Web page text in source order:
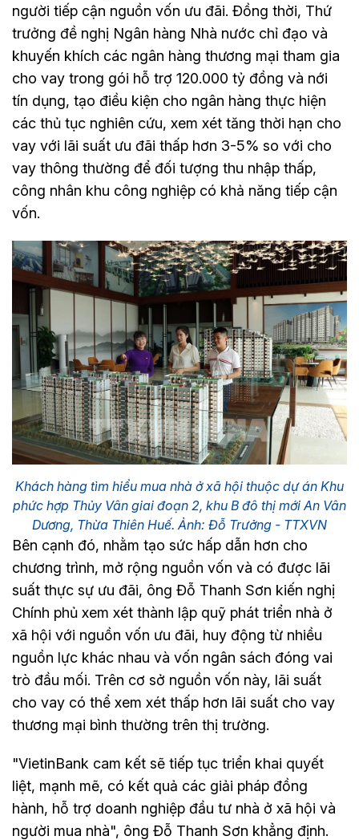
người tiếp cận nguồn vốn ưu đãi. Đồng thời, Thứ
trưởng đề nghị Ngân hàng Nhà nước chỉ đạo và
khuyến khích các ngân hàng thương mại tham gia
cho vay trong gói hỗ trợ 120.000 tỷ đồng và nới
tín dụng, tạo điều kiện cho ngân hàng thực hiện
các thủ tục nghiên cứu, xem xét tăng thời hạn cho
vay với lãi suất ưu đãi thấp hơn 3-5% so với cho
vay thông thường để đối tượng thu nhập thấp,
công nhân khu công nghiệp có khả năng tiếp cận
vốn.
Khách hàng tìm hiểu mua nhà ở xã hội thuộc dự án Khu
phức hợp Thủy Vân giai đoạn 2, khu B đô thị mới An Vân
Dương, Thừa Thiên Huế. Ảnh: Đỗ Trưởng - TTXVN
Bên cạnh đó, nhằm tạo sức hấp dẫn hơn cho
chương trình, mở rộng nguồn vốn và có được lãi
suất thực sự ưu đãi, ông Đỗ Thanh Sơn kiến nghị
Chính phủ xem xét thành lập quỹ phát triển nhà ở
xã hội với nguồn vốn ưu đãi, huy động từ nhiều
nguồn lực khác nhau và vốn ngân sách đóng vai
trò đầu mối. Trên cơ sở nguồn vốn này, lãi suất
cho vay có thể xem xét thấp hơn lãi suất cho vay
thương mại bình thường trên thị trường.
"VietinBank cam kết sẽ tiếp tục triển khai quyết
liệt, mạnh mẽ, có kết quả các giải pháp đồng
hành, hỗ trợ doanh nghiệp đầu tư nhà ở xã hội và
người mua nhà", ông Đỗ Thanh Sơn khẳng định.